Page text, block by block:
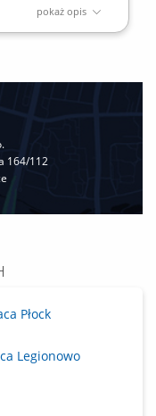
pokaż opis
internetowej
transakcji poprzez
relacji z
ofert produktowych
164/112
Płock
Legionowo